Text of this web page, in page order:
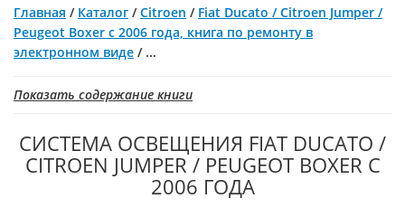
Главная / Каталог /Citroen / Fiat Ducato / Citroen Jumper /
Peugeot Boxer с 2006 года, книга по ремонту в
электронном виде / ...
Показать содержание книги
СИСТЕМА ОСВЕЩЕНИЯ FIAT DUCATO /
CITROEN JUMPER / PEUGEOT BOXER С
2006 ГОДА